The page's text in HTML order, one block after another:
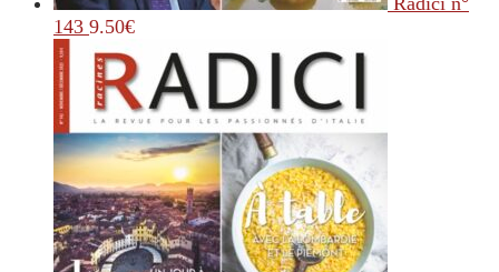
143 9.50€